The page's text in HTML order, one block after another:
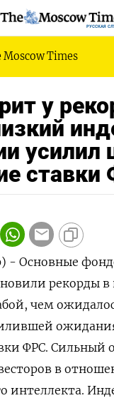
РУССКАЯ
Times
у
усилил
ставки
- Основные
рекорды в
чем
ФРС. Сильный
в
интеллекта.